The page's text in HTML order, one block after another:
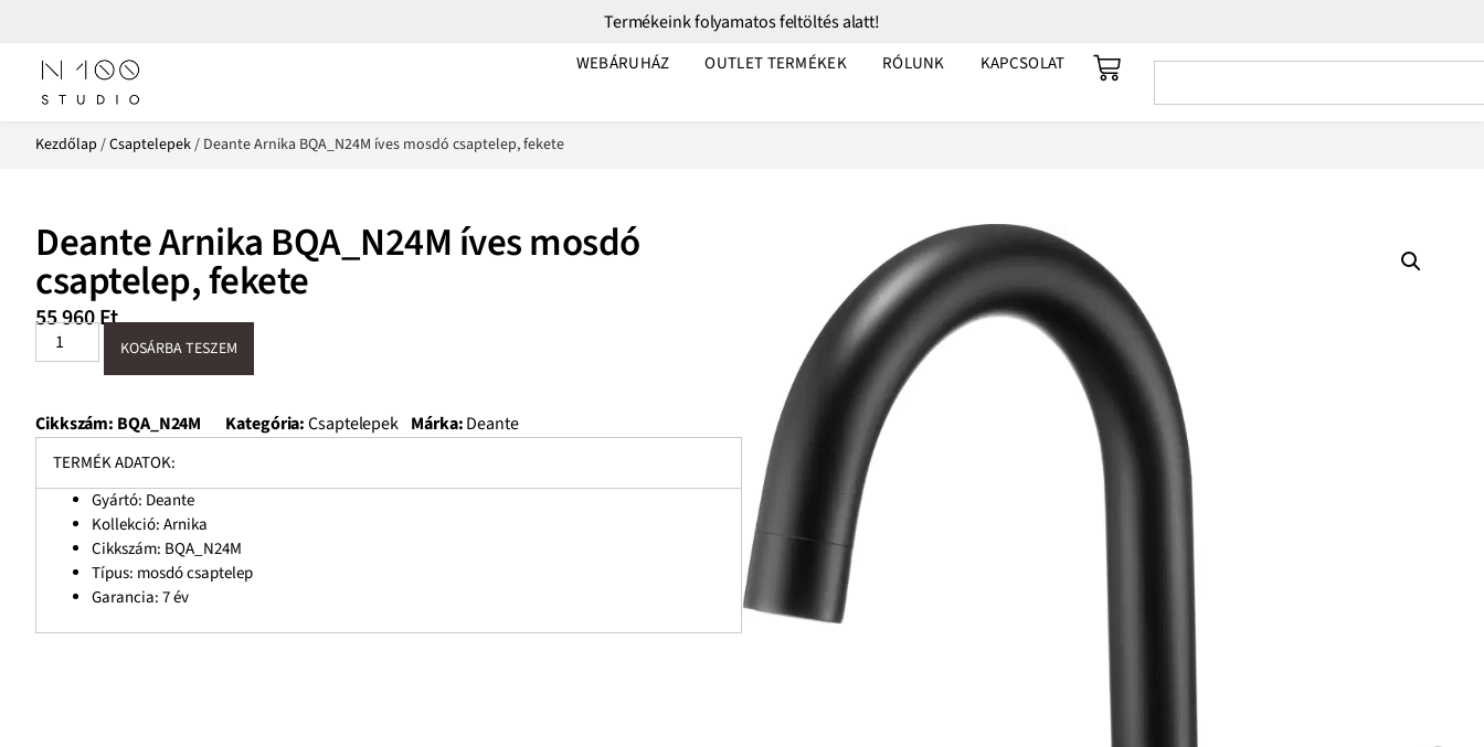
Termékeink folyamatos feltöltés alatt!
WEBÁRUHÁZ OUTLET TERMÉKEK RÓLUNK KAPCSOLAT
Kezdőlap /Csaptelepek/ Deante Arnika BQA_N24M íves mosdó csaptelep, fekete
Deante Arnika BQA_N24M íves mosdó
csaptelep, fekete
55 960Ft
KOSÁRBA TESZEM
Cikkszám: BQA_N24M Kategória:Csaptelepek Márka:Deante
TERMÉK ADATOK:
Gyártó: Deante
Kollekció: Arnika
Cikkszám: BQA_N24M
Típus: mosdó csaptelep
Garancia: 7 év